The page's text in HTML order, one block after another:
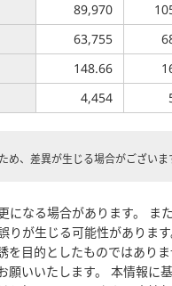
89,970
63,755
148.66
4,454
、差異が生じる場合がございま
なる場合があります。 ま
りが生じる可能性がありま
を目的としたものではあり
いいたします。 本情報に